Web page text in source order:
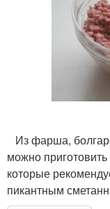
Из фарша,
можно
которые
пикантным